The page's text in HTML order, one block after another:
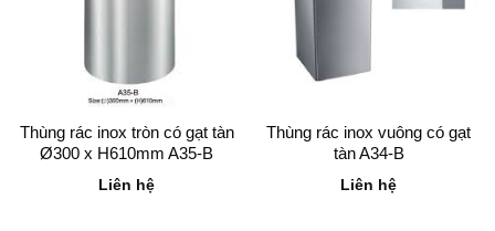
Thùng rác inox tròn có gạt tàn
Ø300 x H610mm A35-B
Liên hệ
Thùng rác inox vuông có gạt
tàn A34-B
Liên hệ